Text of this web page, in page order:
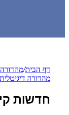
דף הבית/מהדורה
מהדורה דיגיטלית
חדשות